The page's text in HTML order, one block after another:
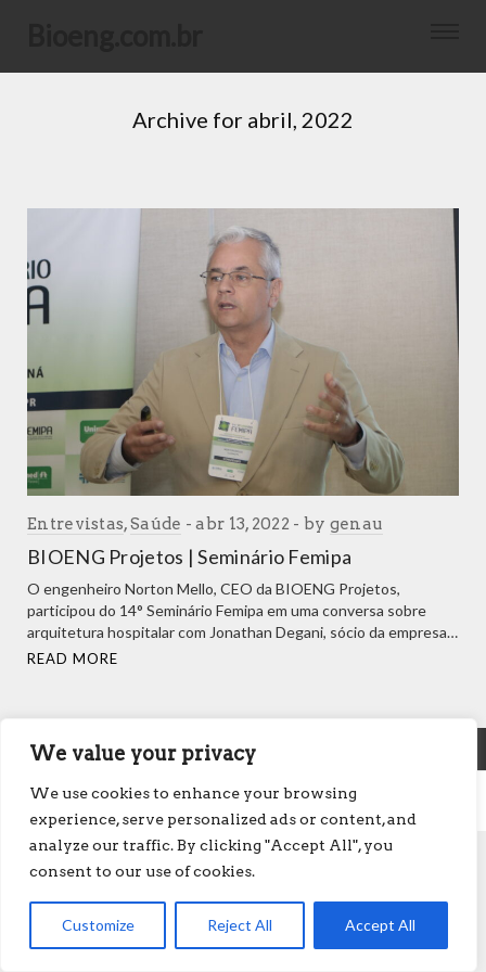
We value your privacy
We use cookies to enhance your browsing
experience, serve personalized ads or content, and
analyze our traffic. By clicking "Accept All", you
consent to our use of cookies.
Customize Reject All Accept All
Archive for abril, 2022
Entrevistas,Saúde abr 13, 2022 by genau
BIOENG Projetos | Seminário Femipa
O engenheiro Norton Mello, CEO da BIOENG Projetos,
participou do 14° Seminário Femipa em uma conversa sobre
arquitetura hospitalar com Jonathan Degani, sócio da empresa…
READ MORE